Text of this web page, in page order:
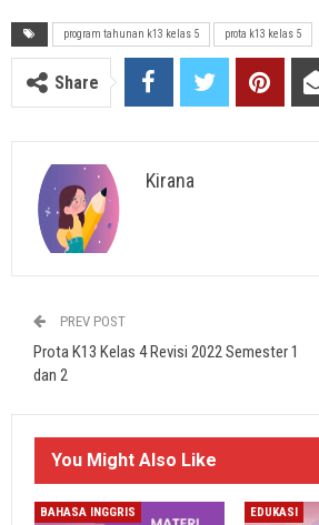
program tahunan k13 kelas 5 prota k13 kelas 5
Share
Kirana
PREV POST
Prota K13 Kelas 4 Revisi 2022 Semester 1
dan 2
You Might Also Like
BAHASA INGGRIS EDUKASI